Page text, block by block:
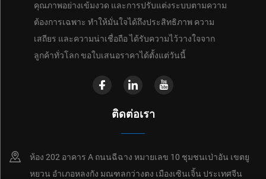
คุณภาพอย่างเข้มงวด และการปรับแต่งระบบตามความ
ต้องการเฉพาะ ทำให้มั่นใจได้ถึงประสิทธิภาพ ความ
เสถียร และความน่าเชื่อถือ ได้รับความไว้วางใจจาก
ลูกค้าทั่วโลก ขอใบเสนอราคาได้ตั้งแต่วันนี้
ติดต่อเรา
ห้อง 202 อาคาร A ถนนฉีฉาง หมายเลข 10 ชุมชนเป่าอัน เขตยู
หยวน อำเภอหลงกัง มณฑลกว่างตง เมืองเซินเจิ้น ประเทศจีน